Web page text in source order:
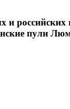
российских
пули